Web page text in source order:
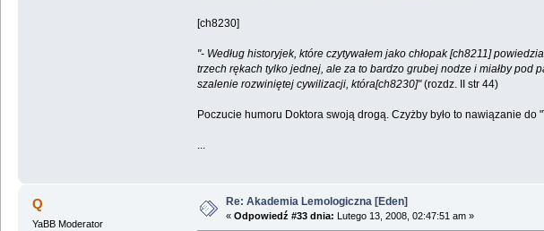
[ch8230]
"- Według historyjek, które czytywałem jako chłopak [ch8211]
trzech rękach tylko jednej, ale za to bardzo grubej nodze i miałby pod
szalenie rozwiniętej cywilizacji, która[ch8230]"(rozdz. II str 44)
Poczucie humoru Doktora swoją drogą. Czyżby było to nawiązanie
...
Q
YaBB Moderator
Re: Akademia Lemologiczna [Eden]
« Odpowiedź #33 dnia: Lutego 13, 2008, 02:47:51 am »